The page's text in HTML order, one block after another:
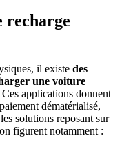
recharge
il existe des
une voiture
Ces applications donnent
dématérialisé,
solutions reposant sur
figurent notamment :